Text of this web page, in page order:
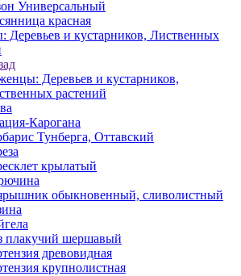
Универсальный
красная
Деревьев и кустарников, Лиственных
Деревьев и кустарников,
растений
Карогана
Тунберга, Оттавский
крылатый
обыкновенный, сливолистный
плакучий шершавый
древовидная
крупнолистная